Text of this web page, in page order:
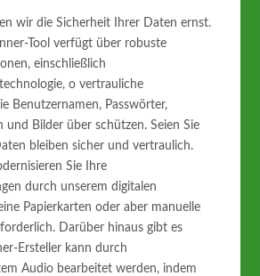
wir die Sicherheit Ihrer Daten ernst.
Tool verfügt über robuste
einschließlich
o vertrauliche
Benutzernamen, Passwörter,
und Bilder über schützen. Seien Sie
bleiben sicher und vertraulich.
Sie Ihre
durch unserem digitalen
Papierkarten oder aber manuelle
Darüber hinaus gibt es
Ersteller kann durch
Audio bearbeitet werden, indem